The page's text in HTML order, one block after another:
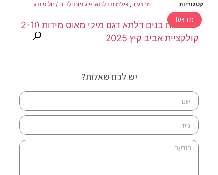
קטגוריות
מבצעים, פיג'מות דלתא, פיג'מות ילדים / חליפות גן
מבצע!
יש לכם שאלות?